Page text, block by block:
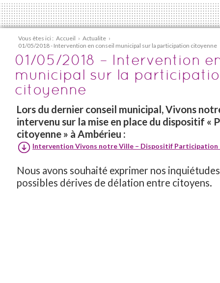
Vous êtes ici : Accueil › Actualite ›
01/05/2018 - Intervention en conseil municipal sur la participation citoyenne
01/05/2018 – Intervention
municipal sur la
citoyenne
Lors du dernier conseil municipal, Vivons
intervenu sur la mise en place du dispositif «
citoyenne » à Ambérieu :
Intervention Vivons notre Ville – Dispositif Participation
Nous avons souhaité exprimer nos
possibles dérives de délation entre citoyens.